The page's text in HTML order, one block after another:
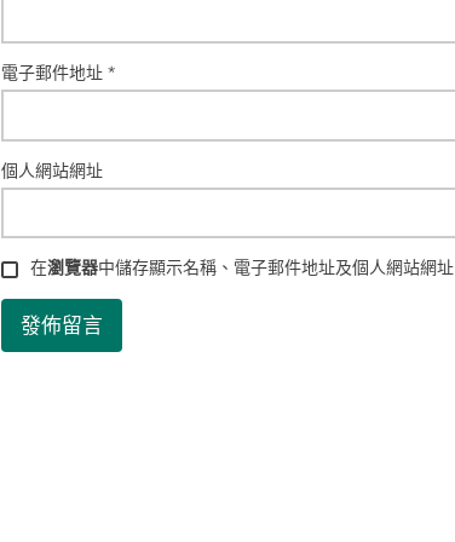
電子郵件地址 *
個人網站網址
在瀏覽器中儲存顯示名稱、電子郵件地址及個人網站網